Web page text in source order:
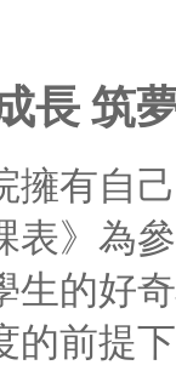
長 筑
有自己
表》為
生的好
的前提